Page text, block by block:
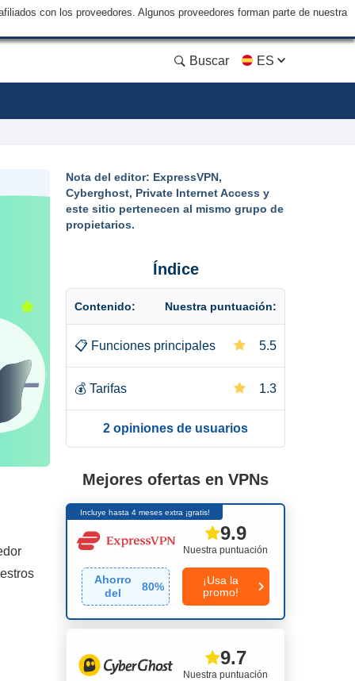
con los proveedores. Algunos proveedores forman parte de nuestra
Buscar ES
Nota del editor: ExpressVPN,
Cyberghost, Private Internet Access y
este sitio pertenecen al mismo grupo de
propietarios.
Índice
Contenido: Nuestra puntuación:
📋 Funciones principales 5.5
💰 Tarifas 1.3
2 opiniones de usuarios
Mejores ofertas en VPNs
Incluye hasta 4 meses extra ¡gratis!
Nuestra puntuación
9.9
Ahorro
del
80%
¡Usa la
promo!
Nuestra puntuación
9.7